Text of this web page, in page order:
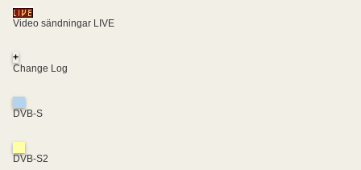
Video sändningar LIVE
+
Change Log
DVB-S
DVB-S2